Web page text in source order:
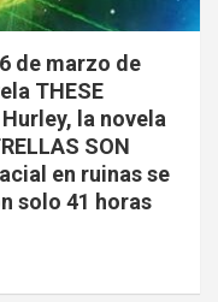
de marzo de
THESE
la novela
SON
en ruinas se
solo 41 horas